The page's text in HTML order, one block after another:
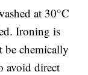
at 30°C
Ironing is
be chemically
avoid direct